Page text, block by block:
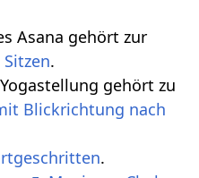
Asana gehört zur
.
gehört zu
Blickrichtung nach
.